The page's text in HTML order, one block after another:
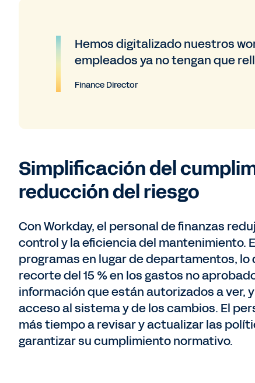
Hemos digitalizado nuestros
empleados ya no tengan que
Finance Director
Simplificación del
reducción del riesgo
Con Workday, el personal de finanzas
control y la eficiencia del mantenimiento.
programas en lugar de departamentos,
recorte del 15 % en los gastos no
información que están autorizados a ver,
acceso al sistema y de los cambios. El
más tiempo a revisar y actualizar las
garantizar su cumplimiento normativo.